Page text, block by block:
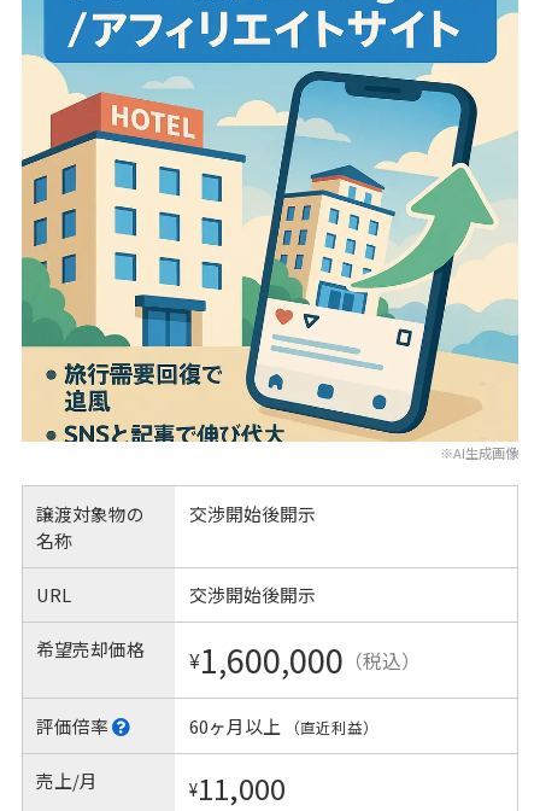
※AI生成画像
譲渡対象物の
名称
交渉開始後開示
URL 交渉開始後開示
希望売却価格 ¥1,600,000 （税込）
評価倍率 60ヶ月以上 （直近利益）
売上/月 ¥11,000